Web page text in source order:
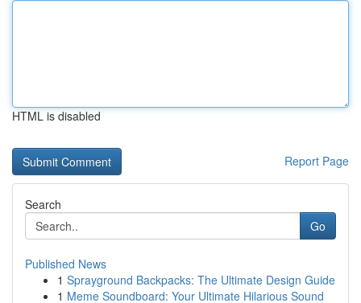
HTML is disabled
Report Page
Search
Go
Published News
1 Sprayground Backpacks: The Ultimate Design Guide
1 Meme Soundboard: Your Ultimate Hilarious Sound